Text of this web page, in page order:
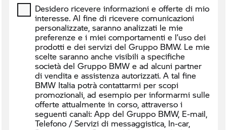
Desidero ricevere informazioni e offerte di mio
interesse. Al fine di ricevere comunicazioni
personalizzate, saranno analizzati le mie
preferenze e i miei comportamenti e l’uso dei
prodotti e dei servizi del Gruppo BMW. Le mie
scelte saranno anche visibili a specifiche
società del Gruppo BMW e ad alcuni partner
di vendita e assistenza autorizzati. A tal fine
BMW Italia potrà contattarmi per scopi
promozionali, ad esempio per informarmi sulle
offerte attualmente in corso, attraverso i
seguenti canali: App del Gruppo BMW, E-mail,
Telefono / Servizi di messaggistica, In-car,